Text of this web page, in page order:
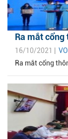
Ra mắt cổng
16/10/2021 |
Ra mắt cổng